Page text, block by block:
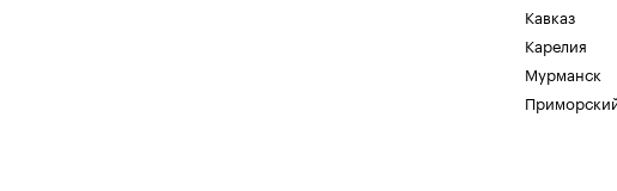
Кавказ
Карелия
Мурманск